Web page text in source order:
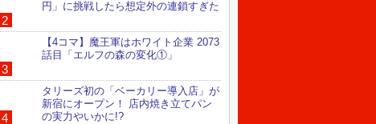
円」に挑戦したら想定外の連鎖すぎた
【4コマ】魔王軍はホワイト企業 2073
話目「エルフの森の変化①」
タリーズ初の「ベーカリー導入店」が
新宿にオープン！ 店内焼き立てパン
の実力やいかに!?